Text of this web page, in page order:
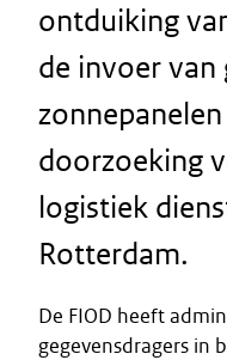
ontduiking
de invoer van
doorzoeking
logistiek
Rotterdam.
De FIOD heeft
gegevensdragers in